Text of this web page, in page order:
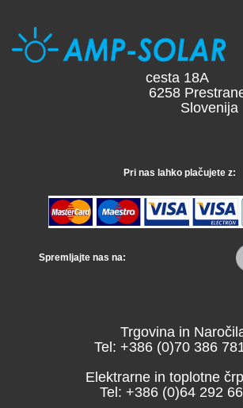
cesta 18A
6258
Slovenija
Pri nas lahko plačujete z:
Spremljajte nas na:
Trgovina in
Tel: +386 (0)70 386
Elektrarne in toplotne
Tel: +386 (0)64 292